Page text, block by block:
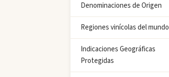
Denominaciones de Origen
Regiones vinícolas del mundo
Indicaciones Geográficas
Protegidas